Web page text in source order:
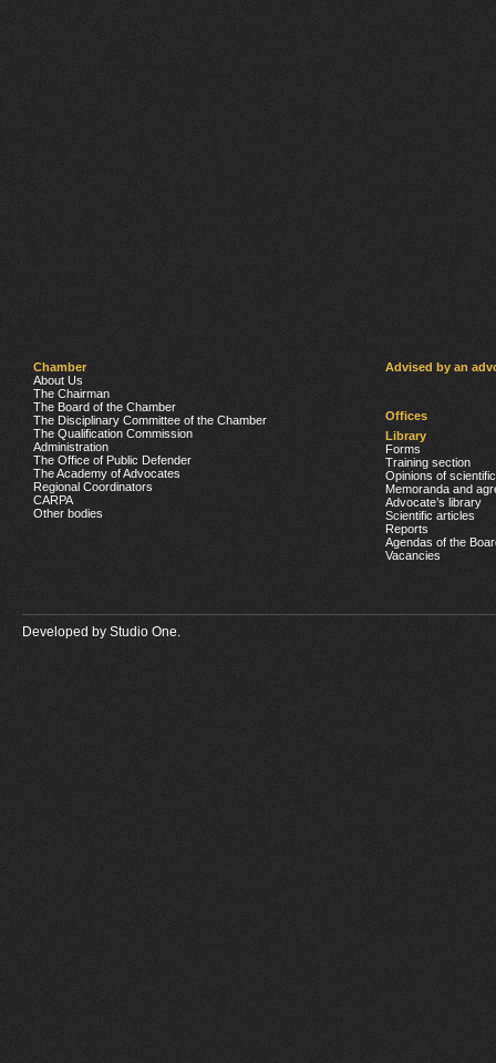
Chamber
About Us
The Chairman
The Board of the Chamber
The Disciplinary Committee of the Chamber
The Qualification Commission
Administration
The Office of Public Defender
The Academy of Advocates
Regional Coordinators
CARPA
Other bodies
Advised by an
Offices
Library
Forms
Training section
Opinions of
Memoranda and
Advocate’s library
Scientific articles
Reports
Agendas of the
Vacancies
Developed by Studio One.